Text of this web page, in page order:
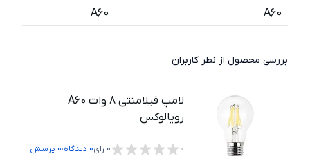
A60
A60
بررسی محصول از نظر کاربران
لامپ فیلامنتی 8 وات A60
رویالوکس
0
0 رای0 دیدگاه،0 پرسش